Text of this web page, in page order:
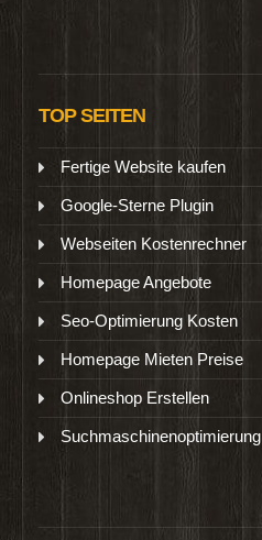
TOP SEITEN
Fertige Website kaufen
Google-Sterne Plugin
Webseiten Kostenrechner
Homepage Angebote
Seo-Optimierung Kosten
Homepage Mieten Preise
Onlineshop Erstellen
Suchmaschinenoptimierung